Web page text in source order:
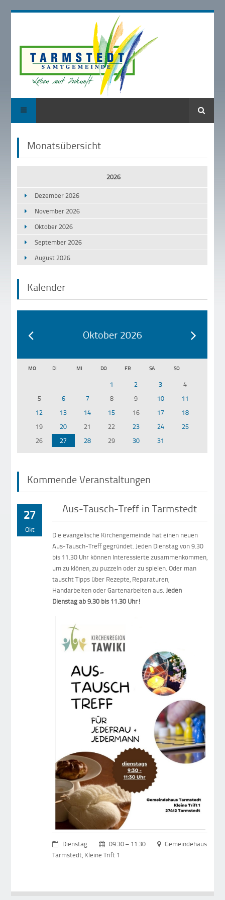
Suche
Monatsübersicht
2026
Dezember 2026
November 2026
Oktober 2026
September 2026
August 2026
Kalender
Oktober 2026
MO DI MI DO FR SA SO
1 2 3
4
5
6 7 8 9 10
11
12
13 14 15 16 17
18
19
20 21 22 23 24
25
26
27 28 29 30 31
Kommende Veranstaltungen
27
Okt
Aus-Tausch-Treff in Tarmstedt
Die evangelische Kirchengemeinde hat einen neuen
Aus-Tausch-Treff gegründet. Jeden Dienstag von 9.30
bis 11.30 Uhr können Interessierte zusammenkommen,
um zu klönen, zu puzzeln oder zu spielen. Oder man
tauscht Tipps über Rezepte, Reparaturen,
Handarbeiten oder Gartenarbeiten aus.Jeden
Dienstag ab 9.30 bis 11.30 Uhr!
Dienstag 09:30 – 11:30
Gemeindehaus
Tarmstedt, Kleine Trift 1